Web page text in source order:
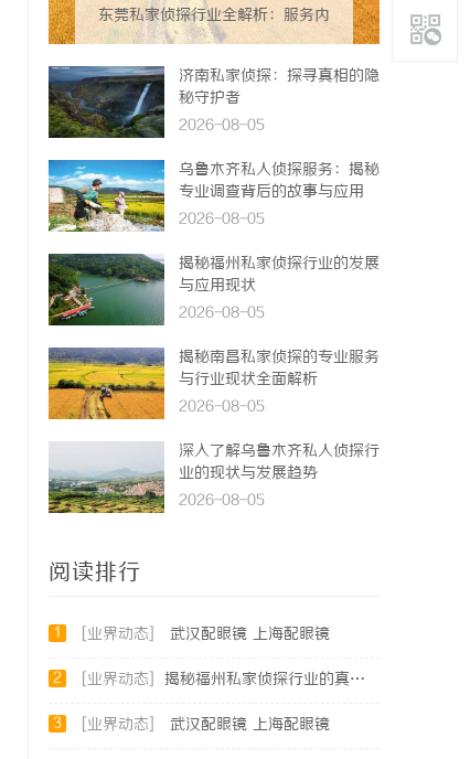
东莞私家侦探行业全解析：服务内
容与法律边界详解
济南私家侦探：探寻真相的隐
秘守护者
2026-08-05
乌鲁木齐私人侦探服务：揭秘
专业调查背后的故事与应用
2026-08-05
揭秘福州私家侦探行业的发展
与应用现状
2026-08-05
揭秘南昌私家侦探的专业服务
与行业现状全面解析
2026-08-05
深入了解乌鲁木齐私人侦探行
业的现状与发展趋势
2026-08-05
阅读排行
1 [业界动态] 武汉配眼镜 上海配眼镜
2 [业界动态] 揭秘福州私家侦探行业的真实面貌与专业服务
3 [业界动态] 武汉配眼镜 上海配眼镜